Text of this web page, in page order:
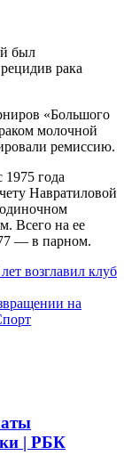
был
рака
«Большого
молочной
ремиссию.
1975 года
Навратиловой
Всего на ее
— в парном.
возглавил клуб
на
| РБК